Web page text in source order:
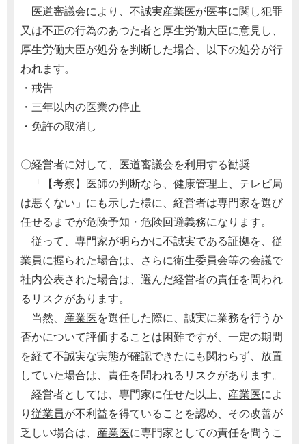
医道審議会により、不誠実産業医が医事に関し犯罪
又は不正の行為のあつた者と厚生労働大臣に意見し、
厚生労働大臣が処分を判断した場合、以下の処分が行
われます。
・戒告
・三年以内の医業の停止
・免許の取消し
〇経営者に対して、医道審議会を利用する勧奨
「【考察】医師の判断なら、健康管理上、テレビ局
は悪くない」にも示した様に、経営者は専門家を選び
任せるまでが危険予知・危険回避義務になります。
従って、専門家が明らかに不誠実である証拠を、 従
業員に握られた場合は、さらに衛生委員会等の会議で
社内公表された場合は、選んだ経営者の責任を問われ
るリスクがあります。
当然、 産業医を選任した際に、誠実に業務を行うか
否かについて評価することは困難ですが、一定の期間
を経て不誠実な実態が確認できたにも関わらず、放置
していた場合は、責任を問われるリスクがあります。
経営者としては、専門家に任せた以上、 産業医によ
り 従業員が不利益を得ていることを認め、その改善が
乏しい場合は、 産業医に専門家としての責任を問うこ